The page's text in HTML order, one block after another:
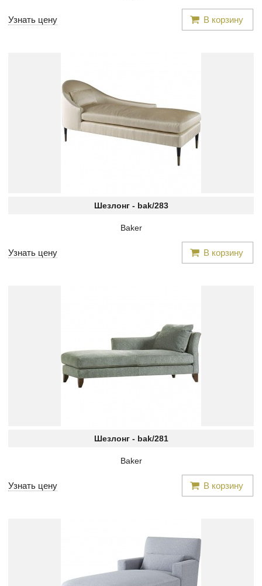
Узнать цену В корзину
Шезлонг - bak/283
Baker
Узнать цену В корзину
Шезлонг - bak/281
Baker
Узнать цену В корзину